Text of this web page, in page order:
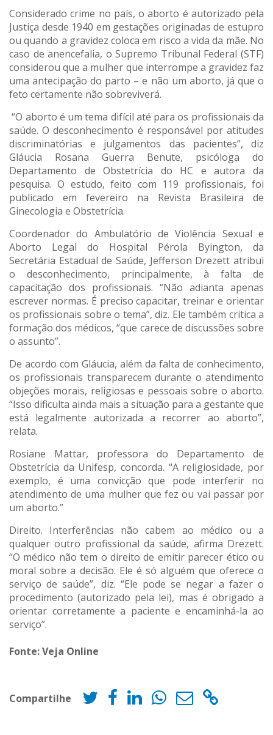
Considerado crime no país, o aborto é autorizado pela
Justiça desde 1940 em gestações originadas de estupro
ou quando a gravidez coloca em risco a vida da mãe. No
caso de anencefalia, o Supremo Tribunal Federal (STF)
considerou que a mulher que interrompe a gravidez faz
uma antecipação do parto – e não um aborto, já que o
feto certamente não sobreviverá.
“O aborto é um tema difícil até para os profissionais da
saúde. O desconhecimento é responsável por atitudes
discriminatórias e julgamentos das pacientes”, diz
Gláucia Rosana Guerra Benute, psicóloga do
Departamento de Obstetrícia do HC e autora da
pesquisa. O estudo, feito com 119 profissionais, foi
publicado em fevereiro na Revista Brasileira de
Ginecologia e Obstetrícia.
Coordenador do Ambulatório de Violência Sexual e
Aborto Legal do Hospital Pérola Byington, da
Secretária Estadual de Saúde, Jefferson Drezett atribui
o desconhecimento, principalmente, à falta de
capacitação dos profissionais. “Não adianta apenas
escrever normas. É preciso capacitar, treinar e orientar
os profissionais sobre o tema”, diz. Ele também critica a
formação dos médicos, “que carece de discussões sobre
o assunto”.
De acordo com Gláucia, além da falta de conhecimento,
os profissionais transparecem durante o atendimento
objeções morais, religiosas e pessoais sobre o aborto.
“Isso dificulta ainda mais a situação para a gestante que
está legalmente autorizada a recorrer ao aborto”,
relata.
Rosiane Mattar, professora do Departamento de
Obstetrícia da Unifesp, concorda. “A religiosidade, por
exemplo, é uma convicção que pode interferir no
atendimento de uma mulher que fez ou vai passar por
um aborto.”
Direito. Interferências não cabem ao médico ou a
qualquer outro profissional da saúde, afirma Drezett.
“O médico não tem o direito de emitir parecer ético ou
moral sobre a decisão. Ele é só alguém que oferece o
serviço de saúde”, diz. “Ele pode se negar a fazer o
procedimento (autorizado pela lei), mas é obrigado a
orientar corretamente a paciente e encaminhá-la ao
serviço”.
Fonte: Veja Online
Compartilhe